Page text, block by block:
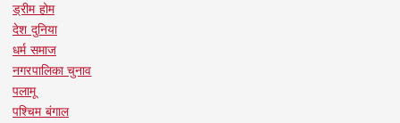
ड्रीम होम
देश दुनिया
धर्म समाज
नगरपालिका चुनाव
पलामू
पश्चिम बंगाल